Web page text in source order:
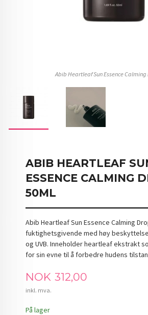
Abib Heartleaf Sun Essence
ABIB HEARTLEAF
ESSENCE CALMING
50ML
Abib Heartleaf Sun Essence Calming
fuktighetsgivende med høy
og UVB. Inneholder heartleaf ekstrakt
for sin evne til å forbedre hudens
Pris
NOK 312,00
inkl. mva.
På lager